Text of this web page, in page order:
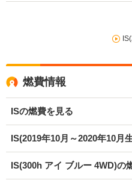
燃費情報
ISの燃費を見る
IS(2019年10月～2020年10月
IS(300h アイ ブルー 4WD)の